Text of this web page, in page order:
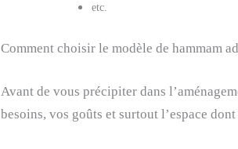
etc.
Comment choisir le modèle de hammam
Avant de vous précipiter dans
besoins, vos goûts et surtout l’espace